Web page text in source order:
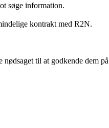
søge information.
kontrakt med R2N.
til at godkende dem